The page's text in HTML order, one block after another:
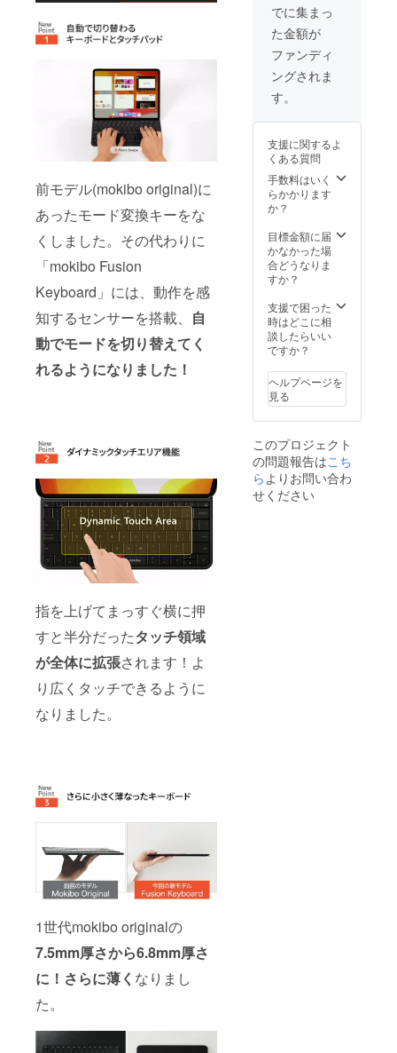
前モデル(mokibo original)に
あったモード変換キーをな
くしました。その代わりに
「mokibo Fusion
Keyboard」には、動作を感
知するセンサーを搭載、 自
動でモードを切り替えてく
れるようになりました！
指を上げてまっすぐ横に押
すと半分だったタッチ領域
が全体に拡張されます！よ
り広くタッチできるように
なりました。
1世代mokibo originalの
7.5mm厚さから6.8mm厚さ
に！さらに薄く なりまし
た。
でに集まっ
た金額が
ファンディ
ングされま
す。
支援に関するよ
くある質問
手数料はいく
らかかります
か？
目標金額に届
かなかった場
合どうなりま
すか？
支援で困った
時はどこに相
談したらいい
ですか？
ヘルプページを
見る
このプロジェクト
の問題報告はこち
ら よりお問い合わ
せください